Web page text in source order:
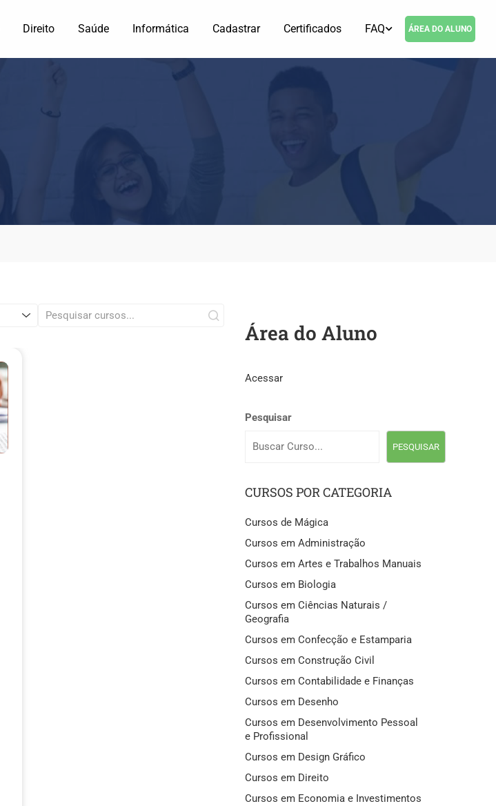
Direito Saúde Informática Cadastrar Certificados FAQ ÁREA DO ALUNO
Área do Aluno
Acessar
Pesquisar
PESQUISAR
CURSOS POR CATEGORIA
Cursos de Mágica
Cursos em Administração
Cursos em Artes e Trabalhos Manuais
Cursos em Biologia
Cursos em Ciências Naturais /
Geografia
Cursos em Confecção e Estamparia
Cursos em Construção Civil
Cursos em Contabilidade e Finanças
Cursos em Desenho
Cursos em Desenvolvimento Pessoal
e Profissional
Cursos em Design Gráfico
Cursos em Direito
Cursos em Economia e Investimentos